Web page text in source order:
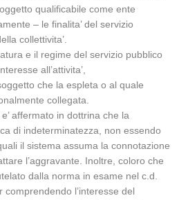
qualificabile come ente
– le finalita’ del servizio
collettivita’.
e il regime del servizio pubblico
all’attivita’,
che la espleta o al quale
collegata.
affermato in dottrina che la
di indeterminatezza, non essendo
il sistema assuma la connotazione
l’aggravante. Inoltre, coloro che
dalla norma in esame nel c.d.
l’interesse del